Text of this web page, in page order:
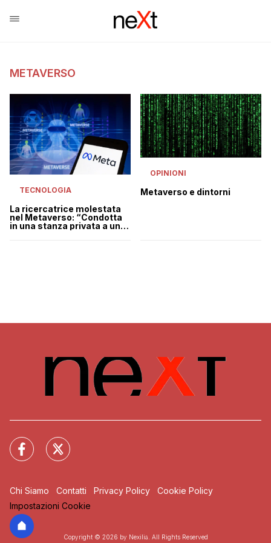
METAVERSO
TECNOLOGIA
La ricercatrice molestata
nel Metaverso: “Condotta
in una stanza privata a una
OPINIONI
Metaverso e dintorni
Chi Siamo Contatti Privacy Policy
Cookie Policy
Impostazioni Cookie
Copyright © 2026 by Nexilia. All Rights Reserved